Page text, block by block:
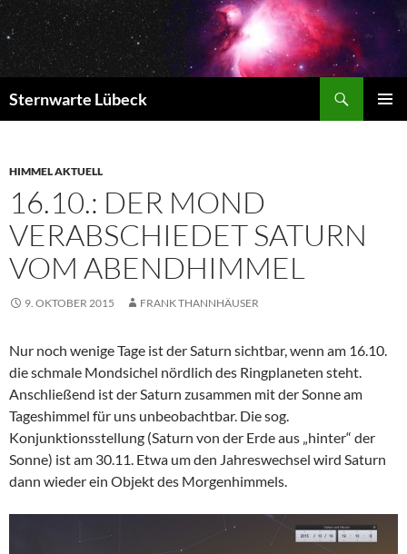
Zum
Inhalt
springen
Sternwarte Lübeck
HIMMEL AKTUELL
16.10.: DER MOND
VERABSCHIEDET SATURN
VOM ABENDHIMMEL
9. OKTOBER 2015 FRANK THANNHÄUSER
Nur noch wenige Tage ist der Saturn sichtbar, wenn am 16.10.
die schmale Mondsichel nördlich des Ringplaneten steht.
Anschließend ist der Saturn zusammen mit der Sonne am
Tageshimmel für uns unbeobachtbar. Die sog.
Konjunktionsstellung (Saturn von der Erde aus „hinter“ der
Sonne) ist am 30.11. Etwa um den Jahreswechsel wird Saturn
dann wieder ein Objekt des Morgenhimmels.